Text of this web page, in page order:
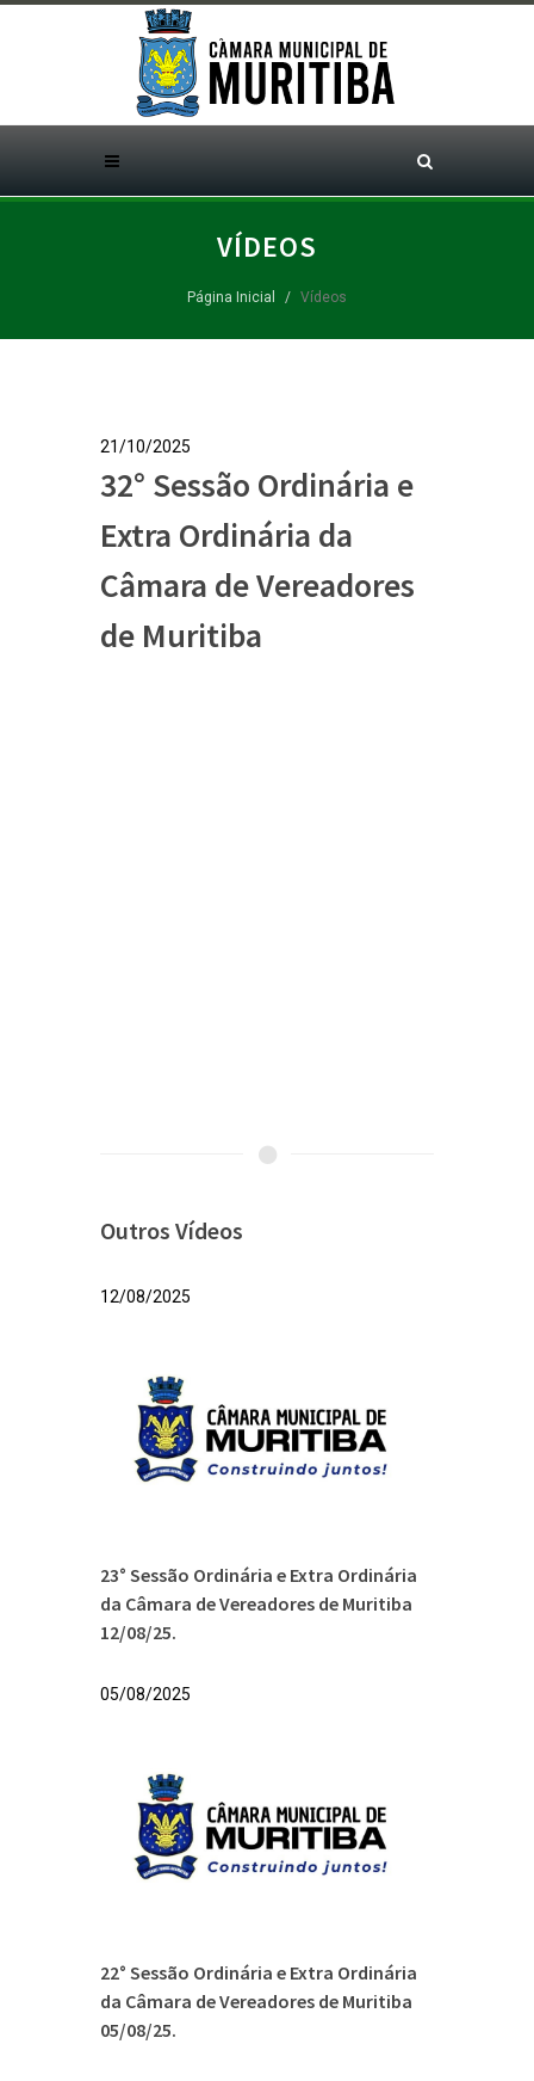
VÍDEOS
Página Inicial Vídeos
21/10/2025
32° Sessão Ordinária e
Extra Ordinária da
Câmara de Vereadores
de Muritiba
Outros Vídeos
12/08/2025
23° Sessão Ordinária e Extra Ordinária
da Câmara de Vereadores de Muritiba
12/08/25.
05/08/2025
22° Sessão Ordinária e Extra Ordinária
da Câmara de Vereadores de Muritiba
05/08/25.